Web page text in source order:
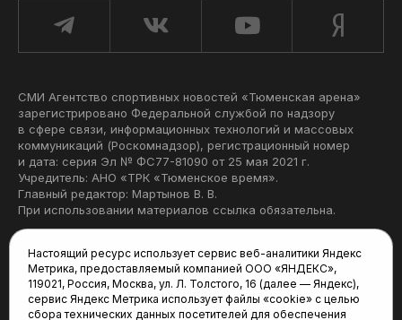
СМИ Агентство спортивных новостей «Тюменская арена»
зарегистрировано Федеральной службой по надзору
в сфере связи, информационных технологий и массовых
коммуникаций (Роскомнадзор), регистрационный номер
и дата: серия Эл № ФС77-81090 от 25 мая 2021 г.
Учредитель: АНО «ТРК «Тюменское время».
Главный редактор: Мартынов В. В.
При использовании материалов ссылка обязательна.
Редакция:
625035, Тюмень, пр. Геологоразведчиков, 28А
Настоящий ресурс использует сервис веб-аналитики Яндекс
Метрика, предоставляемый компанией ООО «ЯНДЕКС»,
119021, Россия, Москва, ул. Л. Толстого, 16 (далее — Яндекс),
сервис Яндекс Метрика использует файлы «cookie» с целью
сбора технических данных посетителей для обеспечения